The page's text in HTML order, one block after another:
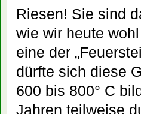
Riesen! Sie sind
wie wir heute
eine der
dürfte sich diese
600 bis 800° C
Jahren teilweise